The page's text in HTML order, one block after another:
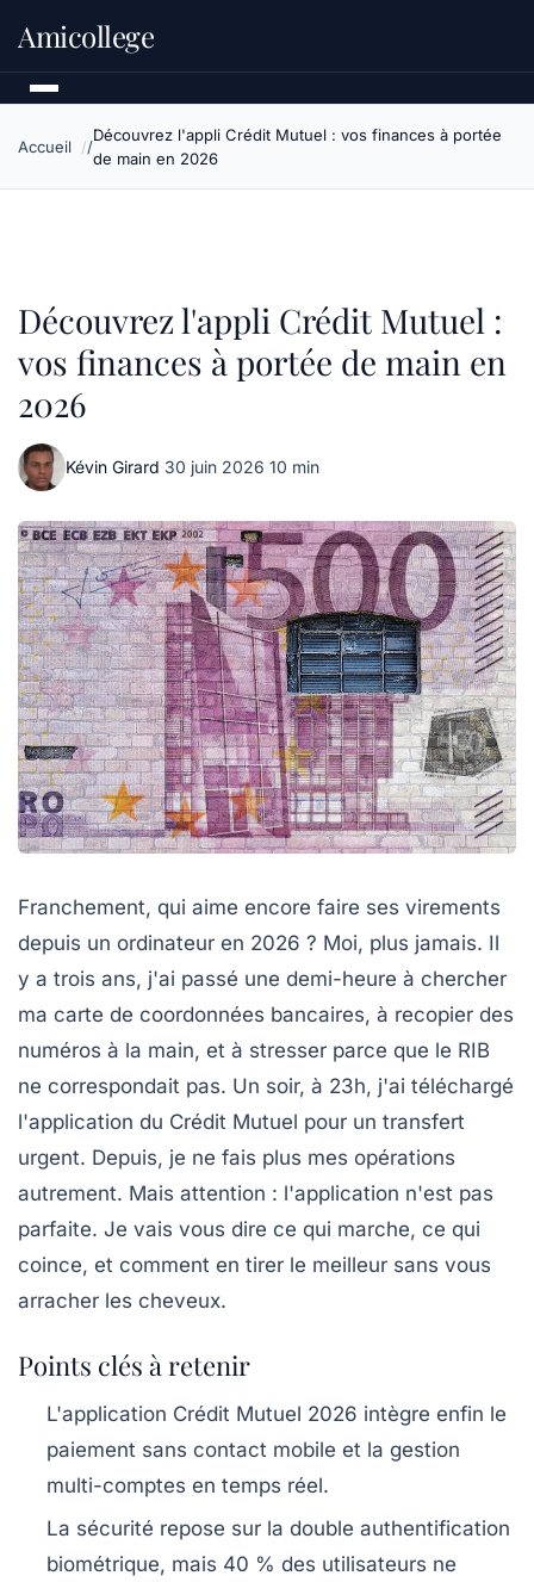
Amicollege
Accueil
Découvrez l'appli Crédit Mutuel : vos finances à portée
de main en 2026
Découvrez l'appli Crédit Mutuel :
vos finances à portée de main en
2026
Kévin Girard·30 juin 2026·10 min
Franchement, qui aime encore faire ses virements
depuis un ordinateur en 2026 ? Moi, plus jamais. Il
y a trois ans, j'ai passé une demi-heure à chercher
ma carte de coordonnées bancaires, à recopier des
numéros à la main, et à stresser parce que le RIB
ne correspondait pas. Un soir, à 23h, j'ai téléchargé
l'application du Crédit Mutuel pour un transfert
urgent. Depuis, je ne fais plus mes opérations
autrement. Mais attention : l'application n'est pas
parfaite. Je vais vous dire ce qui marche, ce qui
coince, et comment en tirer le meilleur sans vous
arracher les cheveux.
Points clés à retenir
L'application Crédit Mutuel 2026 intègre enfin le
paiement sans contact mobile et la gestion
multi-comptes en temps réel.
La sécurité repose sur la double authentification
biométrique, mais 40 % des utilisateurs ne